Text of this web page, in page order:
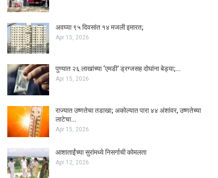
अवघ्या ९५ दिवसांत १४ मजली इमारत;
Apr 15, 2026
पुण्यात २६ लाखांच्या ‘एमडी’ ड्रग्जसह दोघांना बेड्या;…
Apr 15, 2026
राज्यात उष्णतेचा तडाखा; अकोल्यात पारा ४४ अंशांवर, उष्णतेच्या
लाटेचा…
Apr 15, 2026
आशाताईंच्या सुरांमध्ये निसर्गाची कोमलता
Apr 12, 2026